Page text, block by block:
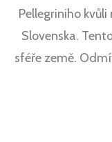
Pellegriniho
Slovenska.
sféře země.